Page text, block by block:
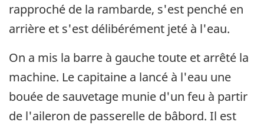
rapproché de la rambarde, s'est penché en
arrière et s'est délibérément jeté à l'eau.
On a mis la barre à gauche toute et arrêté la
machine. Le capitaine a lancé à l'eau une
bouée de sauvetage munie d'un feu à partir
de l'aileron de passerelle de bâbord. Il est